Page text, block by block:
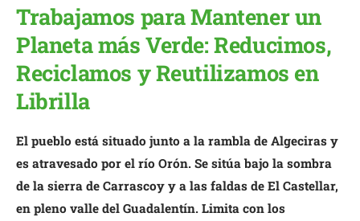
Trabajamos para Mantener un
Planeta más Verde: Reducimos,
Reciclamos y Reutilizamos en
Librilla
El pueblo está situado junto a la rambla de Algeciras y
es atravesado por el río Orón. Se sitúa bajo la sombra
de la sierra de Carrascoy y a las faldas de El Castellar,
en pleno valle del Guadalentín. Limita con los